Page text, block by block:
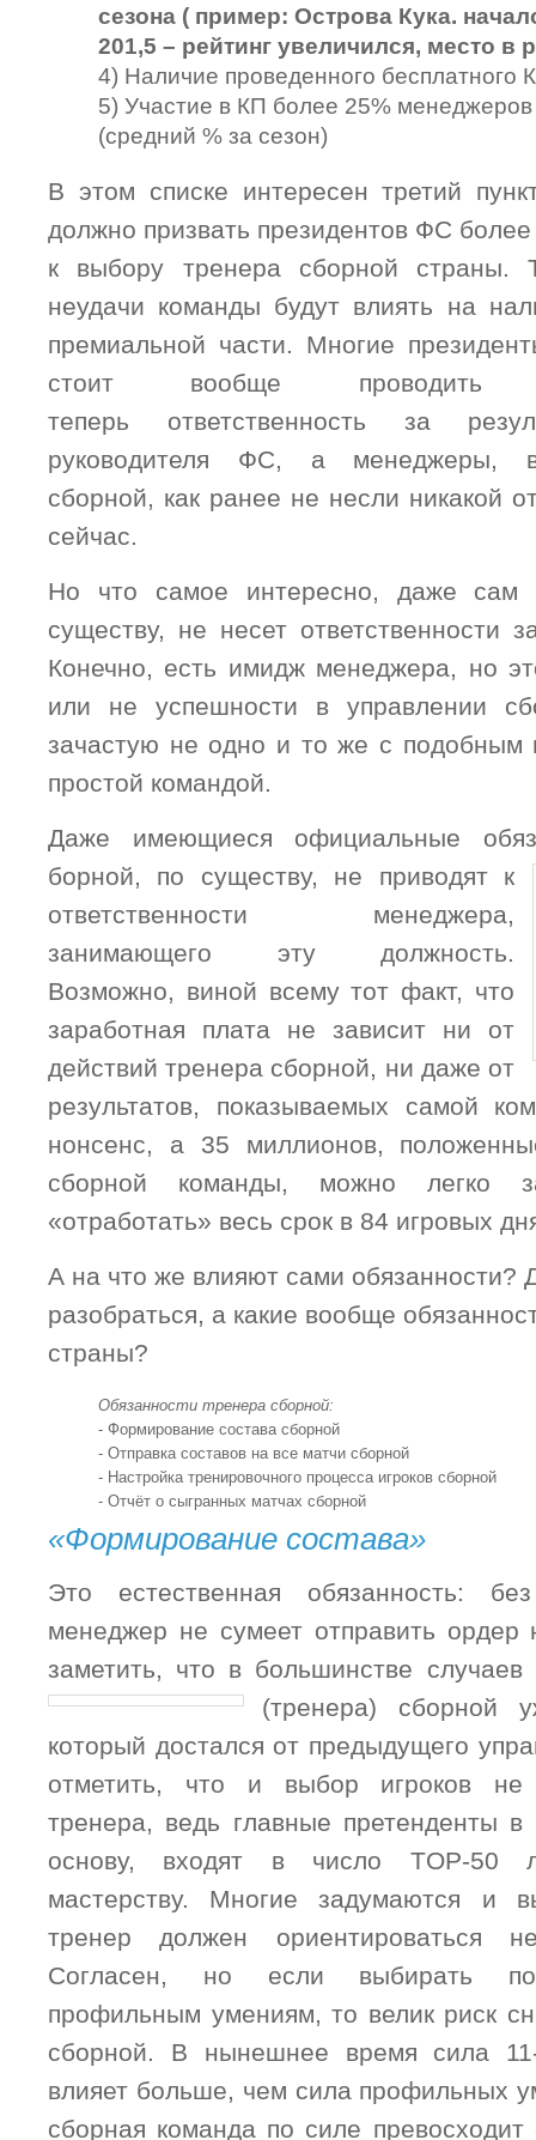
сезона ( пример: Острова Кука.
201,5 – рейтинг увеличился, место в
4) Наличие проведенного бесплатного
5) Участие в КП более 25% менеджеров
(средний % за сезон)
В этом списке интересен третий
должно призвать президентов ФС более
к выбору тренера сборной страны.
неудачи команды будут влиять на
премиальной части. Многие
стоит вообще
теперь ответственность за
руководителя ФС, а менеджеры,
сборной, как ранее не несли никакой
сейчас.
Но что самое интересно, даже сам
существу, не несет ответственности
Конечно, есть имидж менеджера, но
или не успешности в управлении
зачастую не одно и то же с подобным
простой командой.
Даже имеющиеся официальные
борной, по существу, не приводят к
ответственности менеджера,
занимающего эту должность.
Возможно, виной всему тот факт, что
заработная плата не зависит ни от
действий тренера сборной, ни даже от
результатов, показываемых самой
нонсенс, а 35 миллионов,
сборной команды, можно легко
«отработать» весь срок в 84 игровых
А на что же влияют сами обязанности?
разобраться, а какие вообще
страны?
Обязанности тренера сборной:
- Формирование состава сборной
- Отправка составов на все матчи сборной
- Настройка тренировочного процесса игроков сборной
- Отчёт о сыгранных матчах сборной
«Формирование состава»
Это естественная обязанность:
менеджер не сумеет отправить ордер
заметить, что в большинстве
(тренера) сборной
который достался от предыдущего
отметить, что и выбор игроков не
тренера, ведь главные претенденты
основу, входят в число TOP-50
мастерству. Многие задумаются и
тренер должен ориентироваться
Согласен, но если выбирать по
профильным умениям, то велик риск
сборной. В нынешнее время сила
влияет больше, чем сила профильных
сборная команда по силе